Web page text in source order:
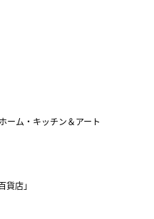
ホーム・キッチン＆アート
貨店」